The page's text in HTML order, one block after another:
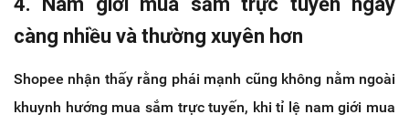
càng nhiều và thường xuyên hơn
Shopee nhận thấy rằng phái mạnh cũng không nằm ngoài
khuynh hướng mua sắm trực tuyến, khi tỉ lệ nam giới mua